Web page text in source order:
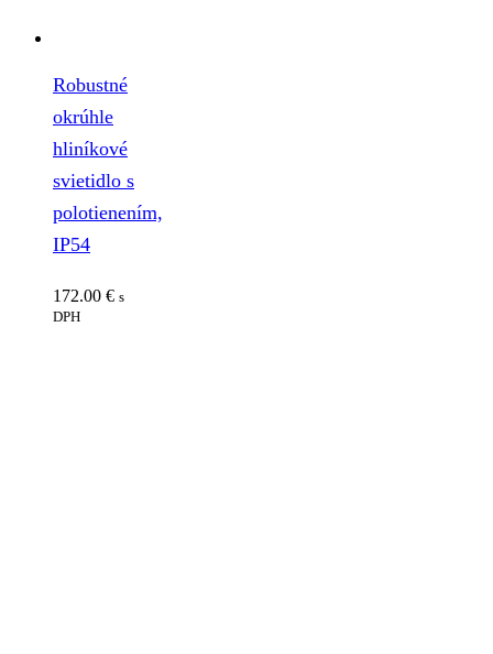
Robustné
okrúhle
hliníkové
svietidlo s
polotienením,
IP54
172.00 € s
DPH